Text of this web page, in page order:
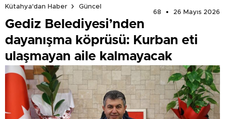
Kütahya'dan Haber
Güncel
68
26 Mayıs 2026
Gediz Belediyesi’nden
dayanışma köprüsü: Kurban eti
ulaşmayan aile kalmayacak